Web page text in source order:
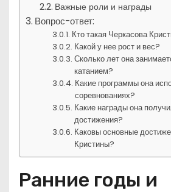
Важные роли и награды
Вопрос-ответ:
Кто такая Черкасова
Какой у нее рост и вес?
Сколько лет она
катанием?
Какие программы она
соревнованиях?
Какие награды она
достижения?
Каковы основные
Кристины?
Ранние годы и